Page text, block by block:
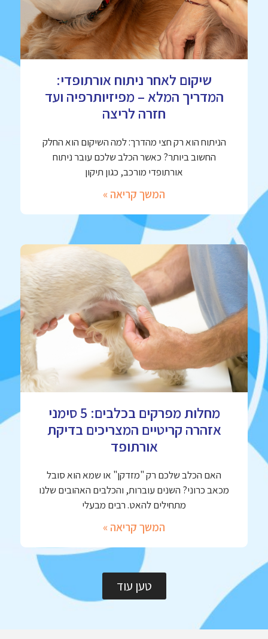
שיקום לאחר ניתוח אורתופדי:
המדריך המלא – מפיזיותרפיה ועד
חזרה לריצה
הניתוח הוא רק חצי מהדרך: למה השיקום הוא החלק
החשוב ביותר? כאשר הכלב שלכם עובר ניתוח
אורתופדי מורכב, כגון תיקון
המשך קריאה »
מחלות מפרקים בכלבים: 5 סימני
אזהרה קריטיים המצריכים בדיקת
אורתופד
האם הכלב שלכם רק "מזדקן" או שמא הוא סובל
מכאב כרוני? השנים עוברות, והכלבים האהובים שלנו
מתחילים להאט. רבים מבעלי
המשך קריאה »
טען עוד